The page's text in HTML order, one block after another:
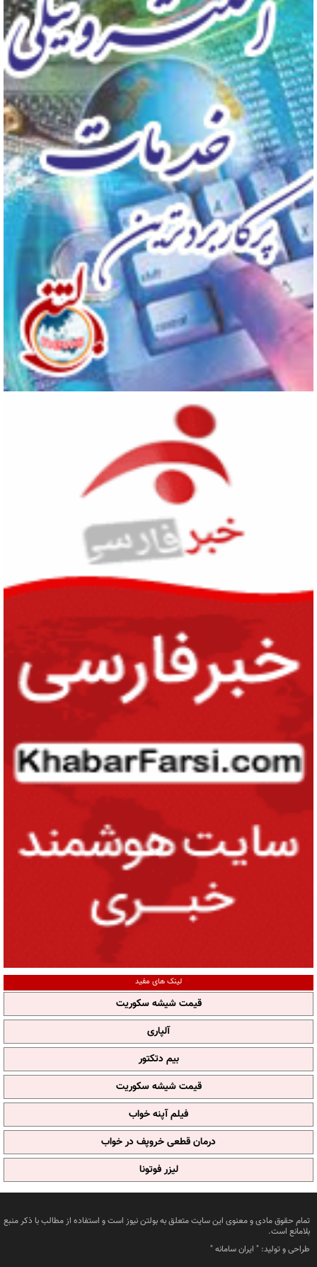
لینک های مفید
قیمت شیشه سکوریت
آلپاری
بیم دتکتور
قیمت شیشه سکوریت
فیلم آپنه خواب
درمان قطعی خروپف در خواب
لیزر فوتونا
تمام حقوق مادی و معنوی این سایت متعلق به بولتن نیوز است و استفاده از مطالب با ذکر منبع
بلامانع است.
طراحی و تولید: " ایران سامانه"